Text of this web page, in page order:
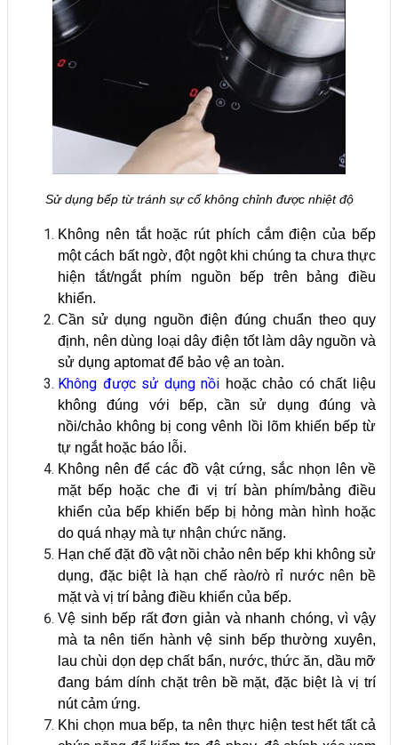
Sử dụng bếp từ tránh sự cố không chỉnh được nhiệt độ
Không nên tắt hoặc rút phích cắm điện của bếp
một cách bất ngờ, đột ngột khi chúng ta chưa thực
hiện tắt/ngắt phím nguồn bếp trên bảng điều
khiển.
Cần sử dụng nguồn điện đúng chuẩn theo quy
định, nên dùng loại dây điện tốt làm dây nguồn và
sử dụng aptomat để bảo vệ an toàn.
Không được sử dụng nồi hoặc chảo có chất liệu
không đúng với bếp, cần sử dụng đúng và
nồi/chảo không bị cong vênh lồi lõm khiến bếp từ
tự ngắt hoặc báo lỗi.
Không nên để các đồ vật cứng, sắc nhọn lên về
mặt bếp hoặc che đi vị trí bàn phím/bảng điều
khiển của bếp khiến bếp bị hỏng màn hình hoặc
do quá nhạy mà tự nhận chức năng.
Hạn chế đặt đồ vật nồi chảo nên bếp khi không sử
dụng, đặc biệt là hạn chế rào/rò rỉ nước nên bề
mặt và vị trí bảng điều khiển của bếp.
Vệ sinh bếp rất đơn giản và nhanh chóng, vì vậy
mà ta nên tiến hành vệ sinh bếp thường xuyên,
lau chùi dọn dẹp chất bẩn, nước, thức ăn, dầu mỡ
đang bám dính chặt trên bề mặt, đặc biệt là vị trí
nút cảm ứng.
Khi chọn mua bếp, ta nên thực hiện test hết tất cả